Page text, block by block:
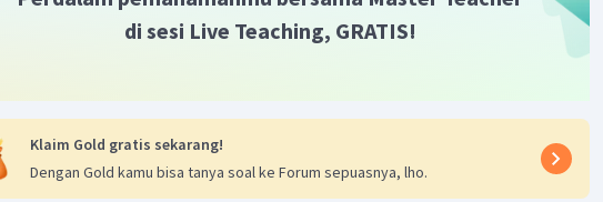
di sesi Live Teaching, GRATIS!
Klaim Gold gratis sekarang!
Dengan Gold kamu bisa tanya soal ke Forum sepuasnya, lho.